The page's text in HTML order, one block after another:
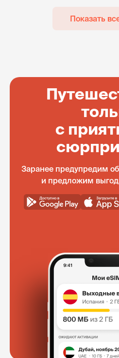
Показать
с
Заранее предупредим
и предложим